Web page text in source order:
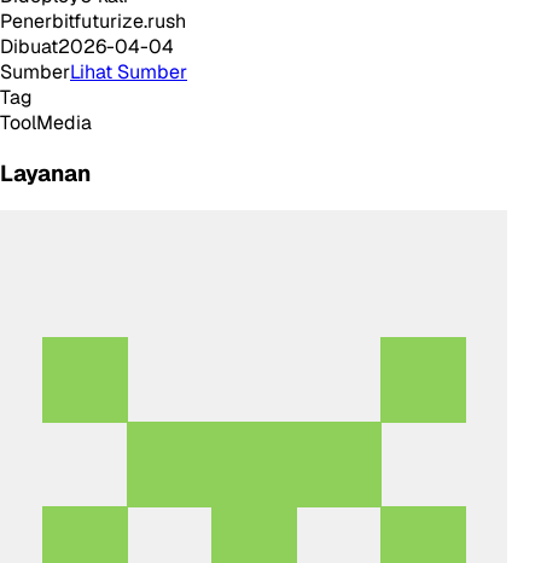
Penerbitfuturize.rush
Dibuat2026-04-04
SumberLihat Sumber
Tag
ToolMedia
Layanan